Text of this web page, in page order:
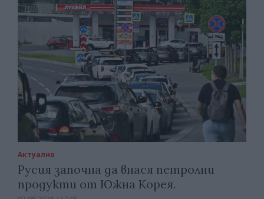
Актуално
Русия започна да внася петролни
продукти от Южна Корея.